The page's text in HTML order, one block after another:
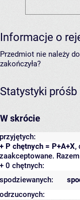
Informacje o
Przedmiot nie należy
zakończyła?
Statystyki próśb
W skrócie
przyjętych:
+ P chętnych = P+A+X,
zaakceptowane.
+ 0 chętnych:
spodziewanych:
odrzuconych: